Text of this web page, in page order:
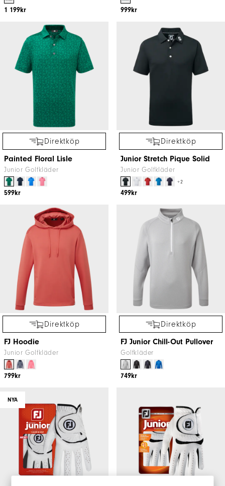
1 199kr 999kr
Direktköp
Painted Floral Lisle
Junior Golfkläder
599kr
Direktköp
Junior Stretch Pique Solid
Junior Golfkläder
+2
499kr
Direktköp
FJ Hoodie
Junior Golfkläder
799kr
Direktköp
FJ Junior Chill-Out Pullover
Golfkläder
749kr
NYA